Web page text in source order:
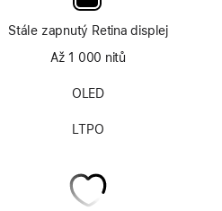
Stále zapnutý Retina displej
Až 1 000 nitů
OLED
LTPO